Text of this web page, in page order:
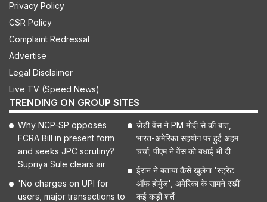
Privacy Policy
CSR Policy
Complaint Redressal
Advertise
Legal Disclaimer
Live TV (Speed News)
TRENDING ON GROUP SITES
Why NCP-SP opposes
FCRA Bill in present form
and seeks JPC scrutiny?
Supriya Sule clears air
'No charges on UPI for
users, major transactions to
जेडी वेंस ने PM मोदी से की बात,
भारत-अमेरिका सहयोग पर हुई अहम
चर्चा; पीएम ने वेंस को बधाई भी दी
ईरान ने बताया कैसे खुलेगा 'स्ट्रेट
ऑफ होर्मुज', अमेरिका के सामने रखीं
कई कड़ी शर्तें